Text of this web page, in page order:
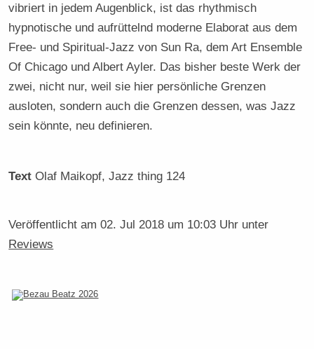
vibriert in jedem Augenblick, ist das rhythmisch
hypnotische und aufrüttelnd moderne Elaborat aus dem
Free- und Spiritual-Jazz von Sun Ra, dem Art Ensemble
Of Chicago und Albert Ayler. Das bisher beste Werk der
zwei, nicht nur, weil sie hier persönliche Grenzen
ausloten, sondern auch die Grenzen dessen, was Jazz
sein könnte, neu definieren.
Text Olaf Maikopf, Jazz thing 124
Veröffentlicht am02. Jul 2018 um 10:03 Uhr unter
Reviews